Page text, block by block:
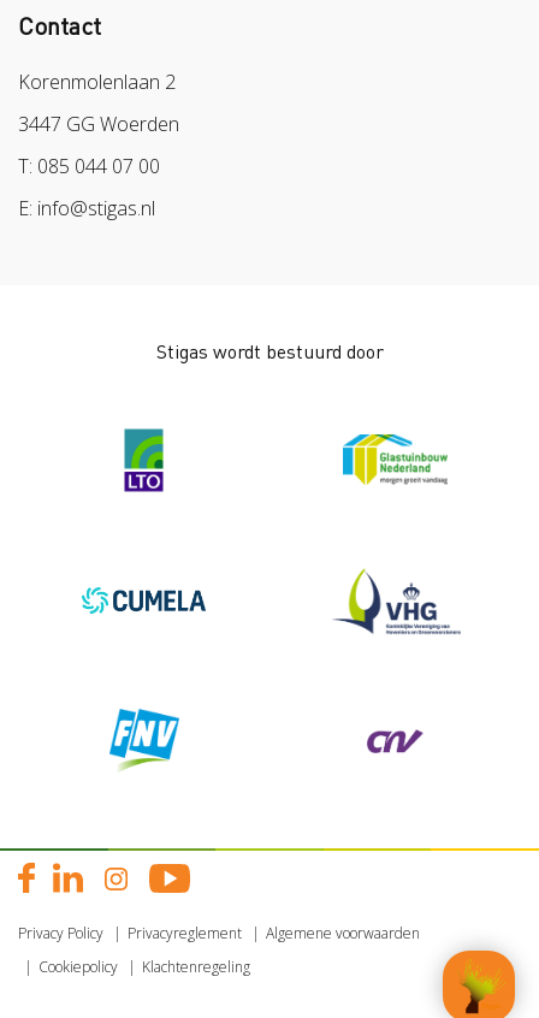
Veilig vrijwilligerswerk in het groen
Werken aan morgen
Colland
Sazas
BPL
Arbeidsmarkt
Contact
Korenmolenlaan 2
3447 GG Woerden
T: 085 044 07 00
E: info@stigas.nl
Stigas wordt bestuurd door
Privacy Policy Privacyreglement
Algemene voorwaarden
Cookiepolicy
Klachtenregeling